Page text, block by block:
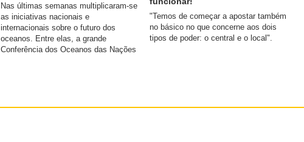
Nas últimas semanas multiplicaram-se
as iniciativas nacionais e
internacionais sobre o futuro dos
oceanos. Entre elas, a grande
Conferência dos Oceanos das Nações
"Temos de começar a apostar também
no básico no que concerne aos dois
tipos de poder: o central e o local".